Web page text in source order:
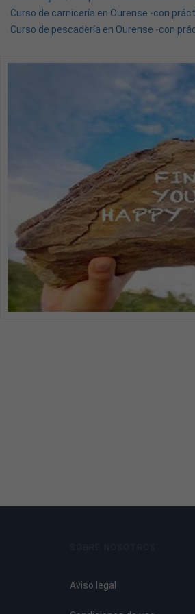
Curso de carnicería en Ourense -con
Curso de pescadería en Ourense -con
Aviso legal